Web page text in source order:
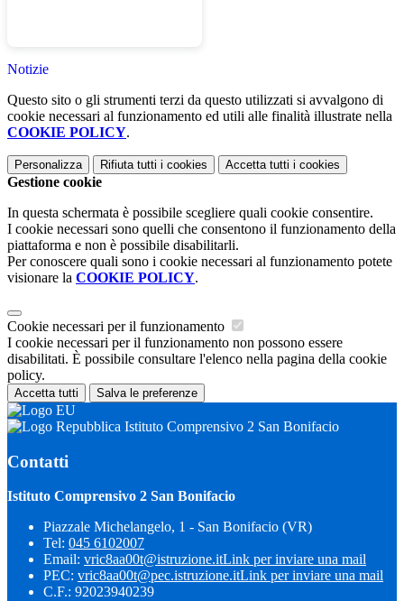
Notizie
Questo sito o gli strumenti terzi da questo utilizzati si avvalgono di
cookie necessari al funzionamento ed utili alle finalità illustrate nella
COOKIE POLICY.
Personalizza Rifiuta tutti i cookies Accetta tutti i cookies
Gestione cookie
In questa schermata è possibile scegliere quali cookie consentire.
I cookie necessari sono quelli che consentono il funzionamento della
piattaforma e non è possibile disabilitarli.
Per conoscere quali sono i cookie necessari al funzionamento potete
visionare la COOKIE POLICY.
Cookie necessari per il funzionamento
I cookie necessari per il funzionamento non possono essere
disabilitati. È possibile consultare l'elenco nella pagina della cookie
policy.
Accetta tutti Salva le preferenze
Istituto Comprensivo 2 San Bonifacio
Contatti
Istituto Comprensivo 2 San Bonifacio
Piazzale Michelangelo, 1 - San Bonifacio (VR)
Tel: 045 6102007
Email: vric8aa00t@istruzione.itLink per inviare una mail
PEC: vric8aa00t@pec.istruzione.itLink per inviare una mail
C.F.: 92023940239